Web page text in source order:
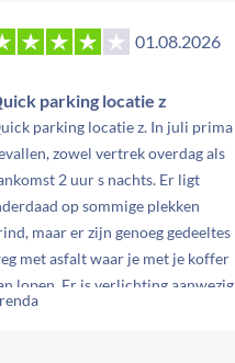
01.08.2026
parking locatie z
parking locatie z. In juli prima
zowel vertrek overdag als
2 uur s nachts. Er ligt
op sommige plekken
maar er zijn genoeg gedeeltes
met asfalt waar je met je koffer
lopen. Er is verlichting aanwezig
wel minimaal.